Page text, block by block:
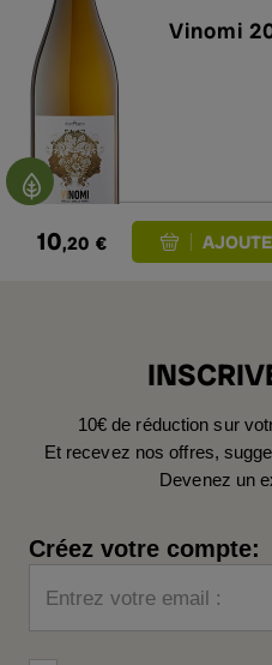
Vinomi
10,20 €
10€ de réduction sur
Et recevez nos offres,
Devenez un
Créez votre compte:
Entrez votre email :